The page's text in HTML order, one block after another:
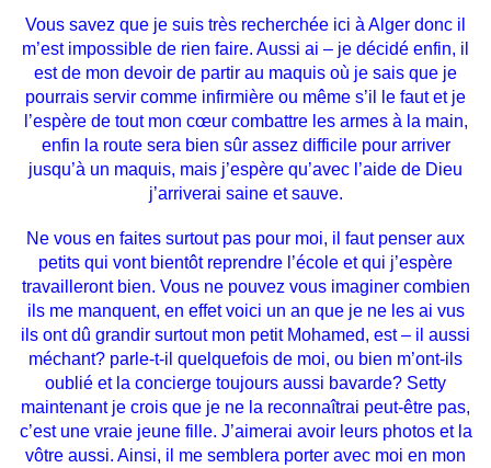
Vous savez que je suis très recherchée ici à Alger donc il
m’est impossible de rien faire. Aussi ai – je décidé enfin, il
est de mon devoir de partir au maquis où je sais que je
pourrais servir comme infirmière ou même s’il le faut et je
l’espère de tout mon cœur combattre les armes à la main,
enfin la route sera bien sûr assez difficile pour arriver
jusqu’à un maquis, mais j’espère qu’avec l’aide de Dieu
j’arriverai saine et sauve.
Ne vous en faites surtout pas pour moi, il faut penser aux
petits qui vont bientôt reprendre l’école et qui j’espère
travailleront bien. Vous ne pouvez vous imaginer combien
ils me manquent, en effet voici un an que je ne les ai vus
ils ont dû grandir surtout mon petit Mohamed, est – il aussi
méchant? parle-t-il quelquefois de moi, ou bien m’ont-ils
oublié et la concierge toujours aussi bavarde? Setty
maintenant je crois que je ne la reconnaîtrai peut-être pas,
c’est une vraie jeune fille. J’aimerai avoir leurs photos et la
vôtre aussi. Ainsi, il me semblera porter avec moi en mon